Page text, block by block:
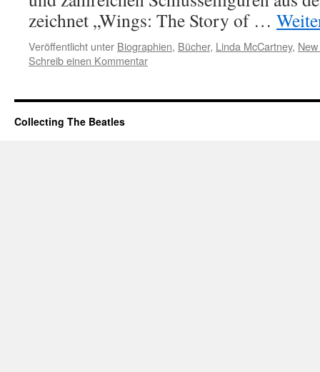
zeichnet „Wings: The Story of …
Veröffentlicht unter Biographien, Bücher, Linda McCartney,
Schreib einen Kommentar
Collecting The Beatles